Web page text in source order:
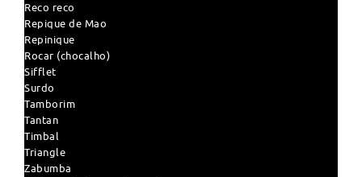
Reco reco
Repique de Mao
Repinique
Rocar (chocalho)
Sifflet
Surdo
Tamborim
Tantan
Timbal
Triangle
Zabumba